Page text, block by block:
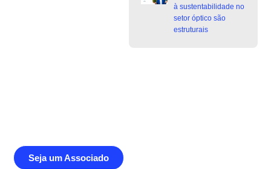
à sustentabilidade no
setor óptico são
estruturais
Seja um Associado